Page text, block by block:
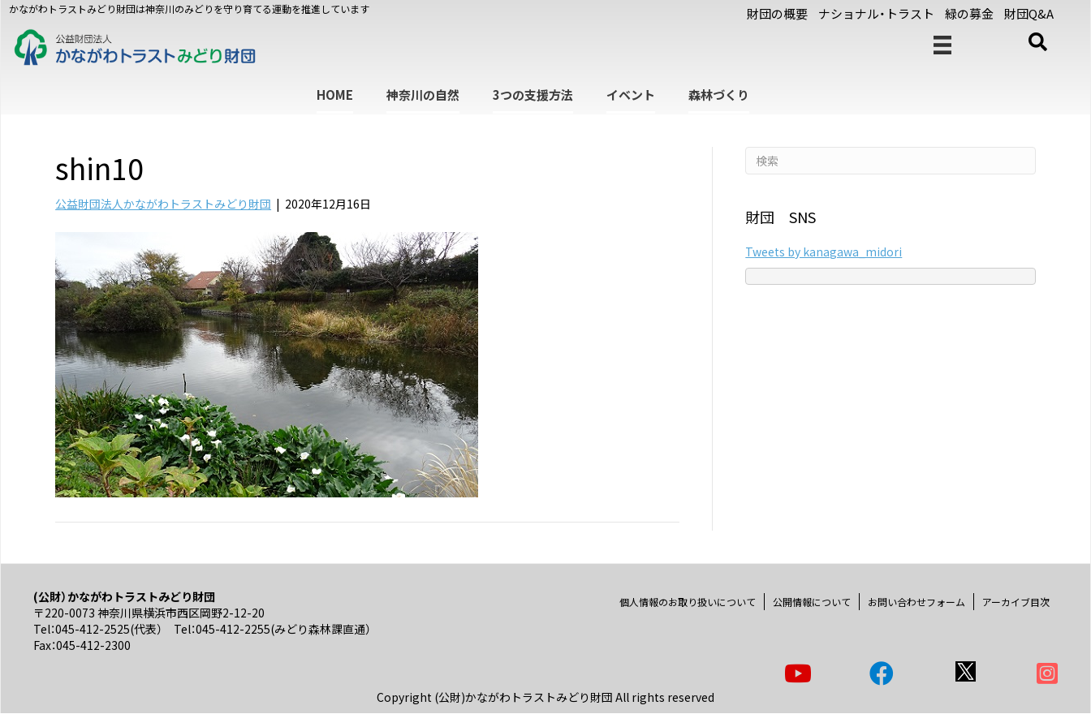
かながわトラストみどり財団は神奈川のみどりを守り育てる運動を推進しています 財団の概要 ナショナル・トラスト 緑の募金 財団Q&A
HOME 神奈川の自然 3つの支援方法 イベント 森林づくり
shin10
公益財団法人かながわトラストみどり財団 | 2020年12月16日
財団 SNS
Tweets by kanagawa_midori
(公財）かながわトラストみどり財団
〒220-0073 神奈川県横浜市西区岡野2-12-20
Tel：045-412-2525(代表） Tel：045-412-2255(みどり森林課直通）
Fax：045-412-2300
個人情報のお取り扱いについて 公開情報について お問い合わせフォーム アーカイブ目次
Copyright (公財)かながわトラストみどり財団 All rights reserved